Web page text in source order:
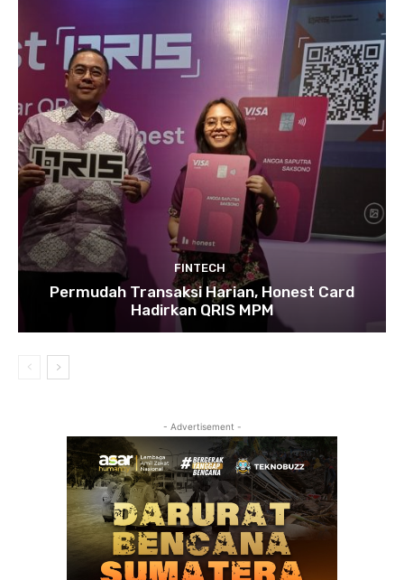
FINTECH
Permudah Transaksi Harian, Honest Card
Hadirkan QRIS MPM
- Advertisement -